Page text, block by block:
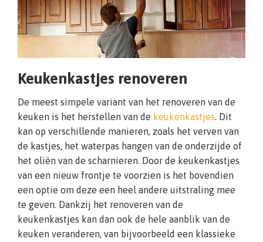
Keukenkastjes renoveren
De meest simpele variant van het renoveren van de
keuken is het herstellen van de keukenkastjes. Dit
kan op verschillende manieren, zoals het verven van
de kastjes, het waterpas hangen van de onderzijde of
het oliën van de scharnieren. Door de keukenkastjes
van een nieuw frontje te voorzien is het bovendien
een optie om deze een heel andere uitstraling mee
te geven. Dankzij het renoveren van de
keukenkastjes kan dan ook de hele aanblik van de
keuken veranderen, van bijvoorbeeld een klassieke